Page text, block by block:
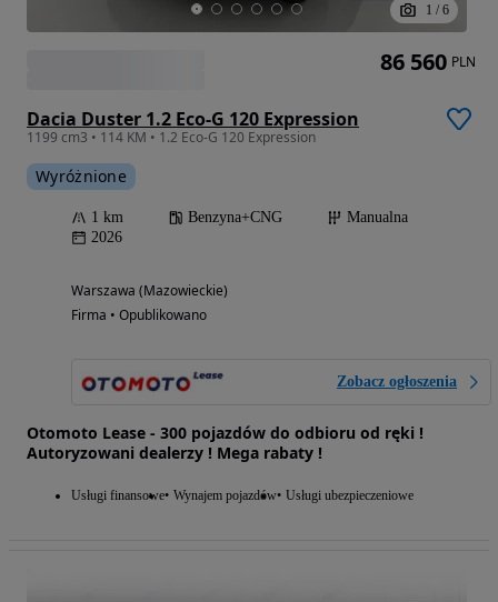
1 / 6
Dacia Duster 1.2 Eco-G 120 Expression
1199 cm3 • 114 KM • 1.2 Eco-G 120 Expression
Wyróżnione
1 km Benzyna+CNG
Manualna
2026
Warszawa (Mazowieckie)
Firma • Opublikowano
Zobacz ogłoszenia
Otomoto Lease - 300 pojazdów do odbioru od ręki !
Autoryzowani dealerzy ! Mega rabaty !
Usługi finansowe Wynajem pojazdów Usługi ubezpieczeniowe
86 560 PLN